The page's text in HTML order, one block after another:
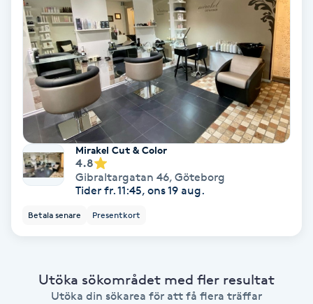
Brynformning
Brynfärgning
Brynplockning
Bröllopsuppsättning
Color correction
Mirakel Cut & Color
4.8
Gibraltargatan 46, Göteborg
Tider fr. 11:45, ons 19 aug.
Betala senare Presentkort
Utöka sökområdet med fler resultat
Utöka din sökarea för att få flera träffar